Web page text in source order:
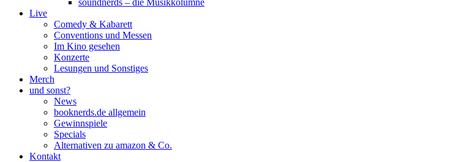
soundnerds – die Musikkolumne
Live
Comedy & Kabarett
Conventions und Messen
Im Kino gesehen
Konzerte
Lesungen und Sonstiges
Merch
und sonst?
News
booknerds.de allgemein
Gewinnspiele
Specials
Alternativen zu amazon & Co.
Kontakt